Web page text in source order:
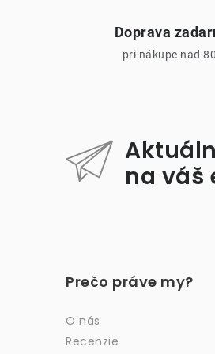
Doprava
pri nákupe nad
na váš
Prečo práve my?
O nás
Recenzie